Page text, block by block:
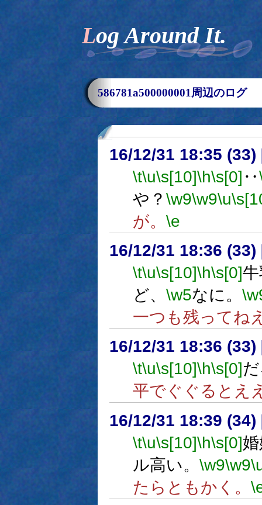
Log Around It.
586781a500000001周辺のログ
16/12/31 18:35 (33)
\t\u\s[10]\h\s[0] ‥
や？ \w9\w9\u
が。 \e
16/12/31 18:36 (33)
\t\u\s[10]\h\s[0]
ど、 \w5なに。
一つも残ってね
16/12/31 18:36 (33)
\t\u\s[10]\h\s[0]
平でぐぐるとえ
16/12/31 18:39 (34)
\t\u\s[10]\h\s[0]
ル高い。 \w9\w9
たらともかく。